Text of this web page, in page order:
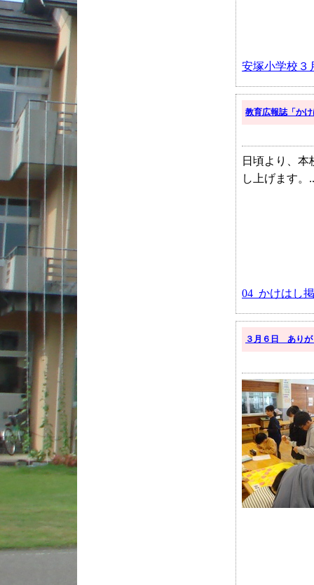
安塚小学校３
教育広報誌「か
日頃より、
し上げます。
04_かけはし
３月６日 ありが